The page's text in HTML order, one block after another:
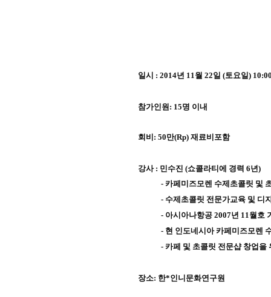
일시 : 2014년 11월 22일 (토요일)
참가인원: 15명 이내
회비 : 50만(Rp) 재료비포함
강사: 민수진 (쇼콜라티에 경력 6년)
- 카페미즈모렌 수제초콜릿 및
- 수제초콜릿 전문가교육 및 디
- 아시아나항공2007년 11월호
- 현 인도네시아 카페미즈모렌
- 카페 및 초콜릿 전문샵 창업을
장소: 한*인니문화연구원